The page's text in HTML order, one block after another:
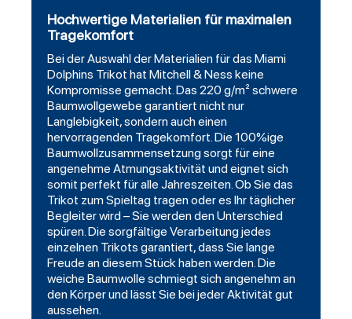
Hochwertige Materialien für maximalen
Tragekomfort
Bei der Auswahl der Materialien für das Miami
Dolphins Trikot hat Mitchell & Ness keine
Kompromisse gemacht. Das 220 g/m² schwere
Baumwollgewebe garantiert nicht nur
Langlebigkeit, sondern auch einen
hervorragenden Tragekomfort. Die 100%ige
Baumwollzusammensetzung sorgt für eine
angenehme Atmungsaktivität und eignet sich
somit perfekt für alle Jahreszeiten. Ob Sie das
Trikot zum Spieltag tragen oder es Ihr täglicher
Begleiter wird – Sie werden den Unterschied
spüren. Die sorgfältige Verarbeitung jedes
einzelnen Trikots garantiert, dass Sie lange
Freude an diesem Stück haben werden. Die
weiche Baumwolle schmiegt sich angenehm an
den Körper und lässt Sie bei jeder Aktivität gut
aussehen.